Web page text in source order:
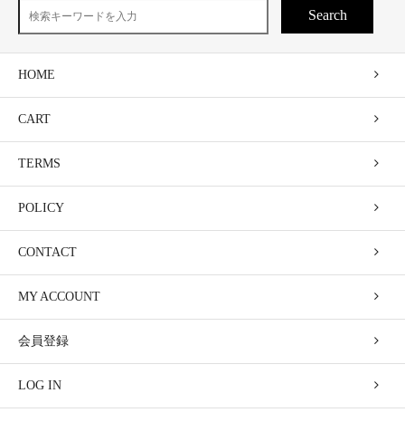
Search
HOME
CART
TERMS
POLICY
CONTACT
MY ACCOUNT
会員登録
LOG IN